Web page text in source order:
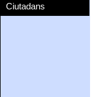
Ciutadans